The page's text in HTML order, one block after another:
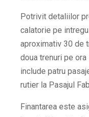
Potrivit detaliilor
calatorie pe
aproximativ 30 de
doua trenuri pe
include patru
rutier la Pasajul
Finantarea este